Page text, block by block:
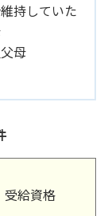
持していた
母
受給資格